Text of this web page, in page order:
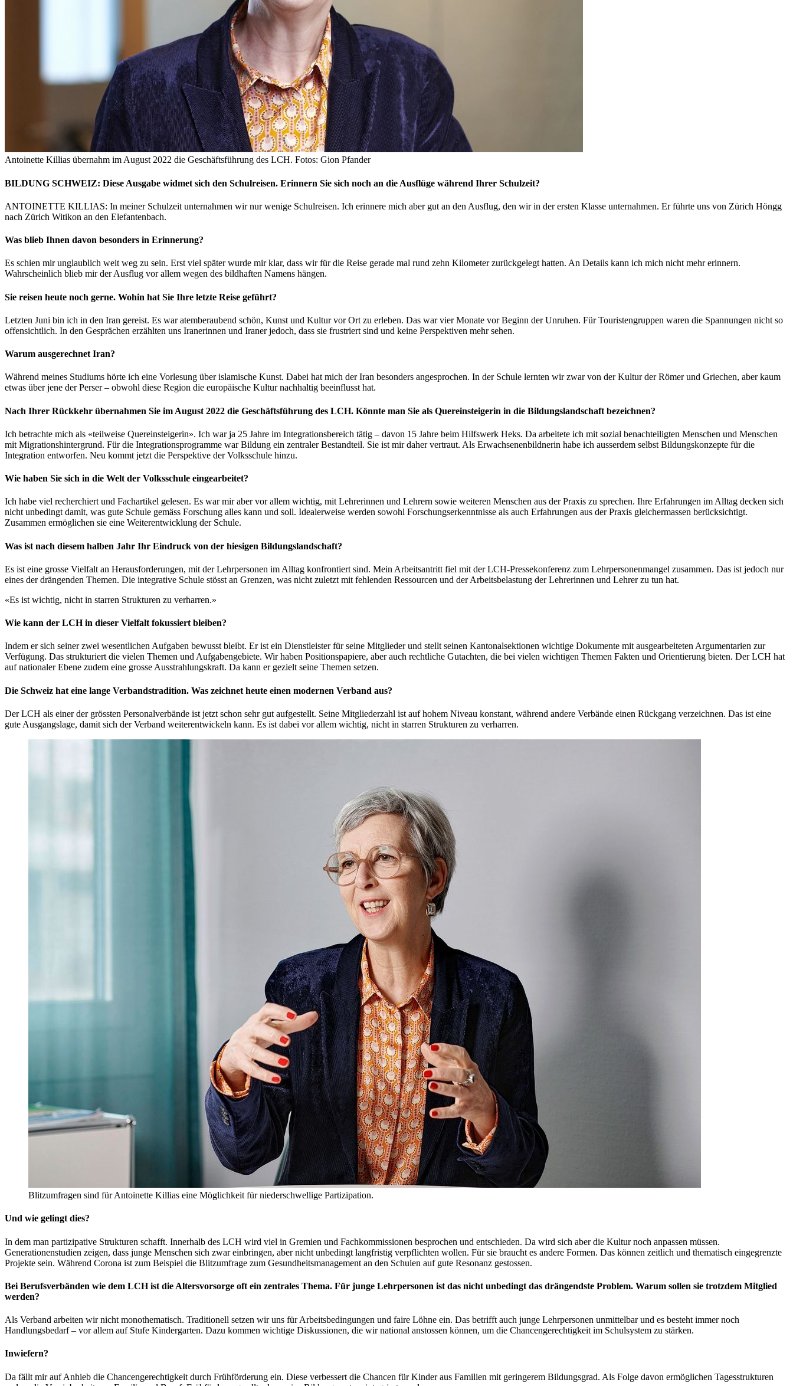
Antoinette Killias übernahm im August 2022 die Geschäftsführung des LCH. Fotos: Gion Pfander
BILDUNG SCHWEIZ: Diese Ausgabe widmet sich den Schulreisen. Erinnern Sie sich noch an die Ausflüge während Ihrer Schulzeit?
ANTOINETTE KILLIAS: In meiner Schulzeit unternahmen wir nur wenige Schulreisen. Ich erinnere mich aber gut an den Ausflug, den wir in der ersten Klasse unternahmen. Er führte uns von Zürich Höngg
nach Zürich Witikon an den Elefantenbach.
Was blieb Ihnen davon besonders in Erinnerung?
Es schien mir unglaublich weit weg zu sein. Erst viel später wurde mir klar, dass wir für die Reise gerade mal rund zehn Kilometer zurückgelegt hatten. An Details kann ich mich nicht mehr erinnern.
Wahrscheinlich blieb mir der Ausflug vor allem wegen des bildhaften Namens hängen.
Sie reisen heute noch gerne. Wohin hat Sie Ihre letzte Reise geführt?
Letzten Juni bin ich in den Iran gereist. Es war atemberaubend schön, Kunst und Kultur vor Ort zu erleben. Das war vier Monate vor Beginn der Unruhen. Für Touristengruppen waren die Spannungen nicht so
offensichtlich. In den Gesprächen erzählten uns Iranerinnen und Iraner jedoch, dass sie frustriert sind und keine Perspektiven mehr sehen.
Warum ausgerechnet Iran?
Während meines Studiums hörte ich eine Vorlesung über islamische Kunst. Dabei hat mich der Iran besonders angesprochen. In der Schule lernten wir zwar von der Kultur der Römer und Griechen, aber kaum
etwas über jene der Perser – obwohl diese Region die europäische Kultur nachhaltig beeinflusst hat.
Nach Ihrer Rückkehr übernahmen Sie im August 2022 die Geschäftsführung des LCH. Könnte man Sie als Quereinsteigerin in die Bildungslandschaft bezeichnen?
Ich betrachte mich als «teilweise Quereinsteigerin». Ich war ja 25 Jahre im Integrationsbereich tätig – davon 15 Jahre beim Hilfswerk Heks. Da arbeitete ich mit sozial benachteiligten Menschen und Menschen
mit Migrationshintergrund. Für die Integrationsprogramme war Bildung ein zentraler Bestandteil. Sie ist mir daher vertraut. Als Erwachsenenbildnerin habe ich ausserdem selbst Bildungskonzepte für die
Integration entworfen. Neu kommt jetzt die Perspektive der Volksschule hinzu.
Wie haben Sie sich in die Welt der Volksschule eingearbeitet?
Ich habe viel recherchiert und Fachartikel gelesen. Es war mir aber vor allem wichtig, mit Lehrerinnen und Lehrern sowie weiteren Menschen aus der Praxis zu sprechen. Ihre Erfahrungen im Alltag decken sich
nicht unbedingt damit, was gute Schule gemäss Forschung alles kann und soll. Idealerweise werden sowohl Forschungserkenntnisse als auch Erfahrungen aus der Praxis gleichermassen berücksichtigt.
Zusammen ermöglichen sie eine Weiterentwicklung der Schule.
Was ist nach diesem halben Jahr Ihr Eindruck von der hiesigen Bildungslandschaft?
Es ist eine grosse Vielfalt an Herausforderungen, mit der Lehrpersonen im Alltag konfrontiert sind. Mein Arbeitsantritt fiel mit der LCH-Pressekonferenz zum Lehrpersonenmangel zusammen. Das ist jedoch nur
eines der drängenden Themen. Die integrative Schule stösst an Grenzen, was nicht zuletzt mit fehlenden Ressourcen und der Arbeitsbelastung der Lehrerinnen und Lehrer zu tun hat.
«Es ist wichtig, nicht in starren Strukturen zu verharren.»
Wie kann der LCH in dieser Vielfalt fokussiert bleiben?
Indem er sich seiner zwei wesentlichen Aufgaben bewusst bleibt. Er ist ein Dienstleister für seine Mitglieder und stellt seinen Kantonalsektionen wichtige Dokumente mit ausgearbeiteten Argumentarien zur
Verfügung. Das strukturiert die vielen Themen und Aufgabengebiete. Wir haben Positionspapiere, aber auch rechtliche Gutachten, die bei vielen wichtigen Themen Fakten und Orientierung bieten. Der LCH hat
auf nationaler Ebene zudem eine grosse Ausstrahlungskraft. Da kann er gezielt seine Themen setzen.
Die Schweiz hat eine lange Verbandstradition. Was zeichnet heute einen modernen Verband aus?
Der LCH als einer der grössten Personalverbände ist jetzt schon sehr gut aufgestellt. Seine Mitgliederzahl ist auf hohem Niveau konstant, während andere Verbände einen Rückgang verzeichnen. Das ist eine
gute Ausgangslage, damit sich der Verband weiterentwickeln kann. Es ist dabei vor allem wichtig, nicht in starren Strukturen zu verharren.
Blitzumfragen sind für Antoinette Killias eine Möglichkeit für niederschwellige Partizipation.
Und wie gelingt dies?
In dem man partizipative Strukturen schafft. Innerhalb des LCH wird viel in Gremien und Fachkommissionen besprochen und entschieden. Da wird sich aber die Kultur noch anpassen müssen.
Generationenstudien zeigen, dass junge Menschen sich zwar einbringen, aber nicht unbedingt langfristig verpflichten wollen. Für sie braucht es andere Formen. Das können zeitlich und thematisch eingegrenzte
Projekte sein. Während Corona ist zum Beispiel die Blitzumfrage zum Gesundheitsmanagement an den Schulen auf gute Resonanz gestossen.
Bei Berufsverbänden wie dem LCH ist die Altersvorsorge oft ein zentrales Thema. Für junge Lehrpersonen ist das nicht unbedingt das drängendste Problem. Warum sollen sie trotzdem Mitglied
werden?
Als Verband arbeiten wir nicht monothematisch. Traditionell setzen wir uns für Arbeitsbedingungen und faire Löhne ein. Das betrifft auch junge Lehrpersonen unmittelbar und es besteht immer noch
Handlungsbedarf – vor allem auf Stufe Kindergarten. Dazu kommen wichtige Diskussionen, die wir national anstossen können, um die Chancengerechtigkeit im Schulsystem zu stärken.
Inwiefern?
Da fällt mir auf Anhieb die Chancengerechtigkeit durch Frühförderung ein. Diese verbessert die Chancen für Kinder aus Familien mit geringerem Bildungsgrad. Als Folge davon ermöglichen Tagesstrukturen